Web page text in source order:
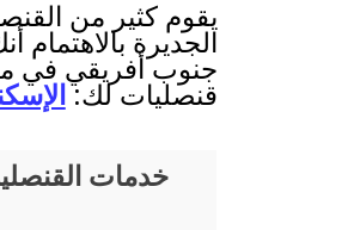
يقوم كثير من
الجديرة
جنوب أفريقي في
قنصليات لك:
خدمات